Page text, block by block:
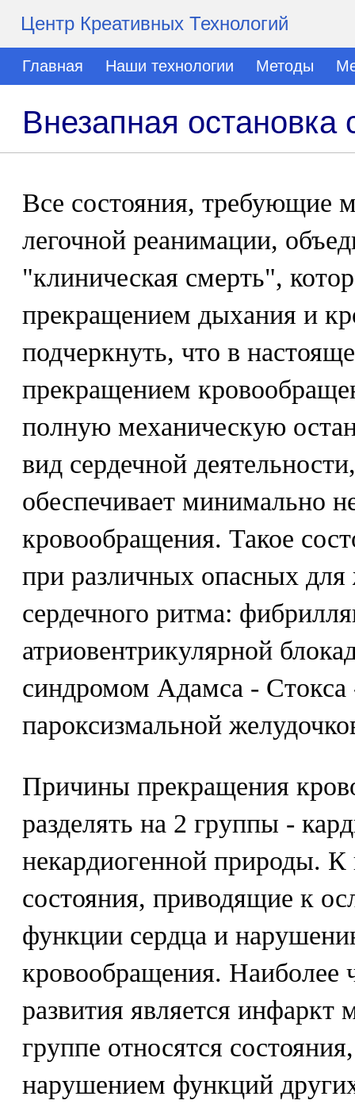
Центр Креативных Технологий
Главная Наши технологии Методы
Внезапная остановка
Все состояния, требующие
легочной реанимации,
"клиническая смерть",
прекращением дыхания и
подчеркнуть, что в
прекращением
полную механическую
вид сердечной
обеспечивает минимально
кровообращения. Такое
при различных опасных
сердечного ритма:
атриовентрикулярной
синдромом Адамса -
пароксизмальной
Причины прекращения
разделять на 2 группы -
некардиогенной природы. К
состояния, приводящие к
функции сердца и
кровообращения. Наиболее
развития является инфаркт
группе относятся
нарушением функций